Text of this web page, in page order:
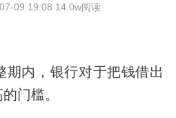
09 19:08 14.0w阅读
期内，银行对于把钱借出
门槛。